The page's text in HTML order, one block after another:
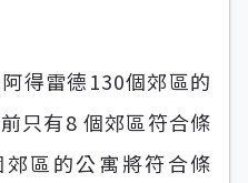
得雷德130個郊區的
只有8 個郊區符合條
區的公寓將符合條